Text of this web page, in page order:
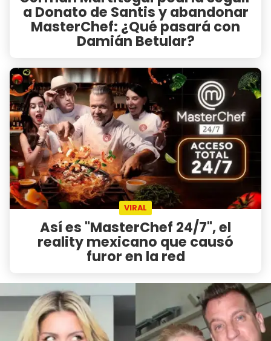
a Donato de Santis y abandonar
MasterChef: ¿Qué pasará con
Damián Betular?
VIRAL
Así es "MasterChef 24/7", el
reality mexicano que causó
furor en la red